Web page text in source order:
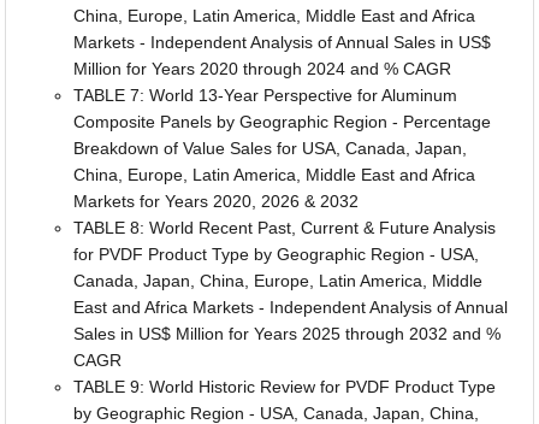
China, Europe, Latin America, Middle East and Africa
Markets - Independent Analysis of Annual Sales in US$
Million for Years 2020 through 2024 and % CAGR
TABLE 7: World 13-Year Perspective for Aluminum
Composite Panels by Geographic Region - Percentage
Breakdown of Value Sales for USA, Canada, Japan,
China, Europe, Latin America, Middle East and Africa
Markets for Years 2020, 2026 & 2032
TABLE 8: World Recent Past, Current & Future Analysis
for PVDF Product Type by Geographic Region - USA,
Canada, Japan, China, Europe, Latin America, Middle
East and Africa Markets - Independent Analysis of Annual
Sales in US$ Million for Years 2025 through 2032 and %
CAGR
TABLE 9: World Historic Review for PVDF Product Type
by Geographic Region - USA, Canada, Japan, China,